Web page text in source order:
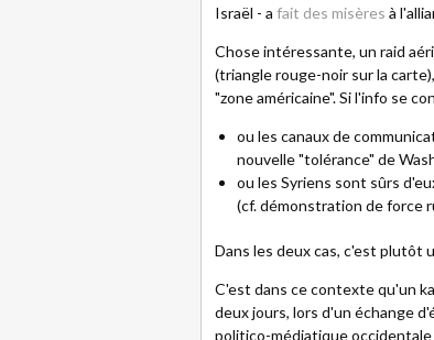
Israël - a fait des misères à
Chose intéressante, un raid
(triangle rouge-noir sur la
"zone américaine". Si l'info se
ou les canaux de
nouvelle "tolérance" de
ou les Syriens sont sûrs
(cf. démonstration de force
Dans les deux cas, c'est plutôt
C'est dans ce contexte qu'un
deux jours, lors d'un échange
politico-médiatique occidentale